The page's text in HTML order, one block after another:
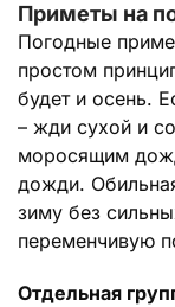
Приметы на
Погодные
простом
будет и осень.
– жди сухой и
моросящим
дожди.
зиму без
переменчивую
Отдельная